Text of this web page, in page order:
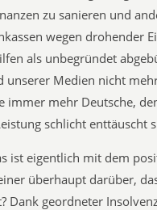
zu sanieren und
wegen drohender
als unbegründet
unserer Medien nicht
immer mehr Deutsche,
schlicht enttäuscht
ist eigentlich mit dem
überhaupt darüber,
Dank geordneter